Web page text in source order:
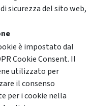
sicurezza del sito web,
è impostato dal
Cookie Consent. Il
utilizzato per
il consenso
per i cookie nella